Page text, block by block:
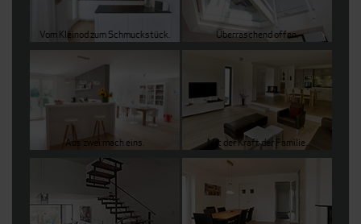
Vom Kleinod zum Schmuckstück. Überraschend offen.
Aus zwei mach eins. Mit der Kraft der Familie.